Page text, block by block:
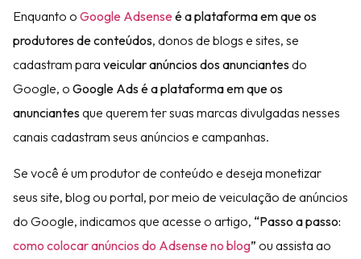
Enquanto o Google Adsenseé a plataforma em que os
produtores de conteúdos, donos de blogs e sites, se
cadastram para veicular anúncios dos anunciantesdo
Google, o Google Ads é a plataforma em que os
anunciantesque querem ter suas marcas divulgadas nesses
canais cadastram seus anúncios e campanhas.
Se você é um produtor de conteúdo e deseja monetizar
seus site, blog ou portal, por meio de veiculação de anúncios
do Google, indicamos que acesse o artigo, “Passo a passo:
como colocar anúncios do Adsense no blog” ou assista ao